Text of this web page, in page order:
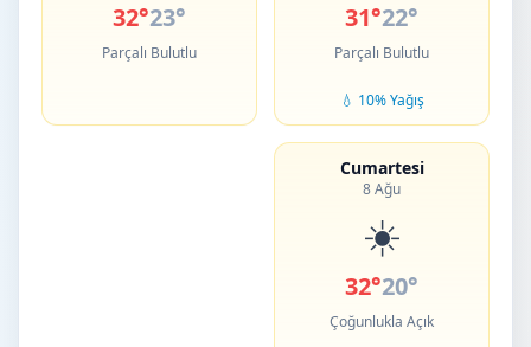
32°23°
Parçalı Bulutlu
31°22°
Parçalı Bulutlu
💧 10% Yağış
Cumartesi
8 Ağu
☀️
32°20°
Çoğunlukla Açık